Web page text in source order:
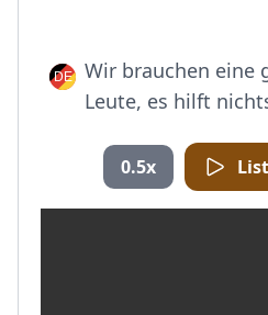
Wir brauchen eine
Leute, es hilft
0.5x